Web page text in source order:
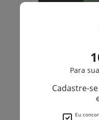
Animale Black
Até